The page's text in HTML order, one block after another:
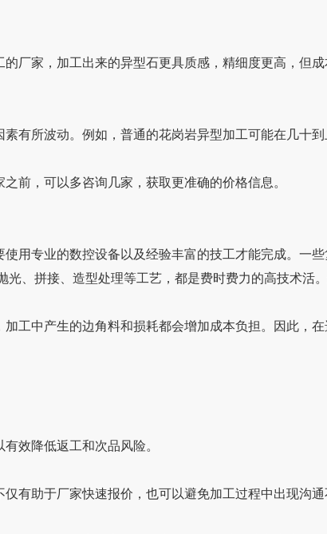
，加工出来的异型石更具质感，精细度更高，但成本
所波动。例如，普通的花岗岩异型加工可能在几十
，可以多咨询几家，获取更准确的价格信息。
专业的数控设备以及经验丰富的技工才能完成。一些复
、拼接、造型处理等工艺，都是费时费力的高技术活
工中产生的边角料和损耗都会增加成本负担。因此，在
效降低返工和次品风险。
不仅有助于厂家快速报价，也可以避免加工过程中出现沟通不